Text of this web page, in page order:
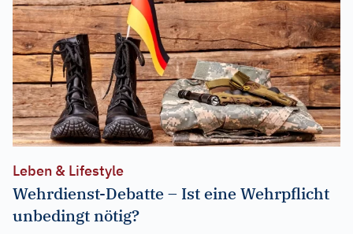
Leben & Lifestyle
Wehrdienst-Debatte – Ist eine Wehrpflicht
unbedingt nötig?